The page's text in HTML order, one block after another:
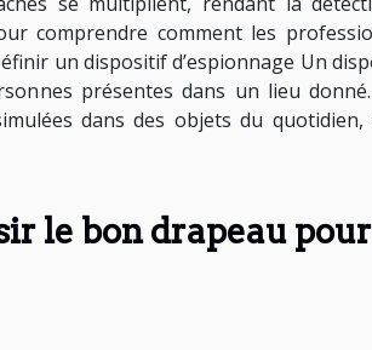
comprendre comment les
un dispositif d’espionnage Un
présentes dans un lieu
dans des objets du
le bon drapeau